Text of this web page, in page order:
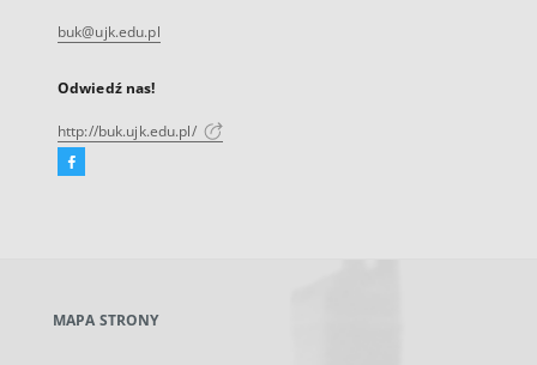
buk@ujk.edu.pl
Odwiedź nas!
http://buk.ujk.edu.pl/
Facebook
karcie
MAPA STRONY